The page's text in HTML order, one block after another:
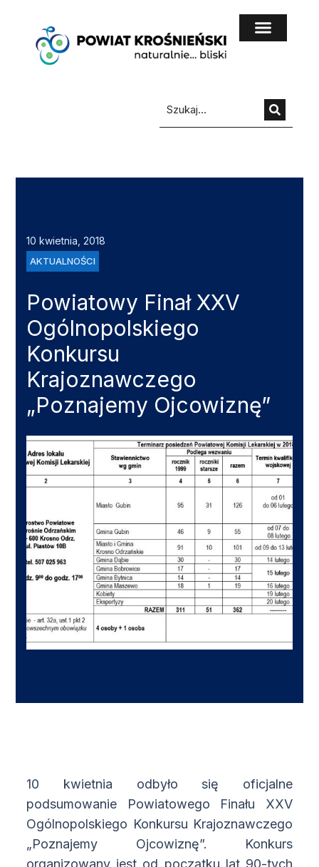
10 kwietnia, 2018
AKTUALNOŚCI
Powiatowy Finał XXV
Ogólnopolskiego
Konkursu
Krajoznawczego
„Poznajemy Ojcowiznę”
10 kwietnia odbyło się oficjalne
podsumowanie Powiatowego Finału XXV
Ogólnopolskiego Konkursu Krajoznawczego
„Poznajemy Ojcowiznę”. Konkurs